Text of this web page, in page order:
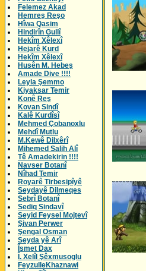
Felemez Akad
Hemreş Reşo
Hîwa Qasim
Hindirîn Gullî
Hekîm Xêlexî
Hejarê Kurd
Hekîm Xêlexî
Husên M. Hebeş
Amade Dive !!!!
Leyla Şemmo
Kiyaksar Temir
Konê Reş
Kovan Sindî
Kalê Kurdîsî
Mehmed Çobanoxlu
Mehdî Mutlu
M.Kewê Dilxêrî
Mihemed Salih Alî
Tê Amadekirin !!!!
Navser Botanî
Nîhad Temir
Royarê Tirbesipîyê
Seydayê Dilmeqes
Sebrî Botanî
Sediq Sindavî
Seyid Feysel Mojtevî
Şivan Perwer
Şengal Osman
Seyda yê Arî
Îsmet Dax
Î. Xelîl Şêxmusoglu
FeyzulleKhaznawi